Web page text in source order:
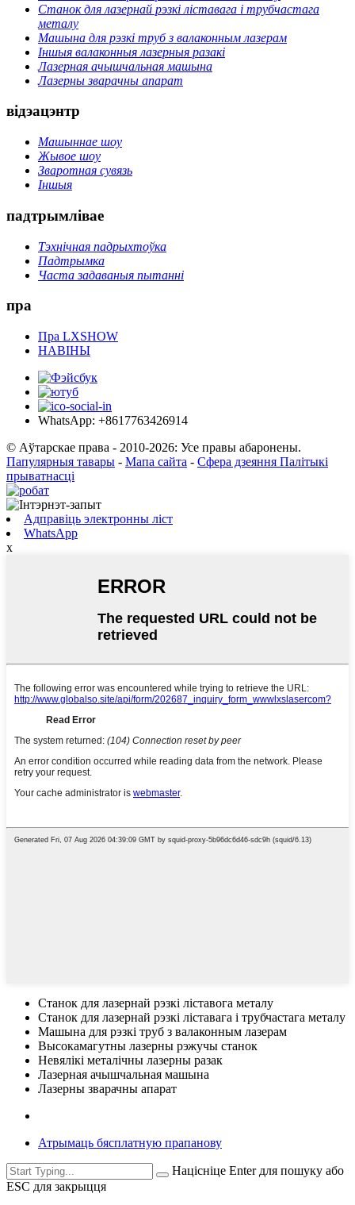
Станок для лазернай рэзкі ліставага і трубчастага
металу
Машына для рэзкі труб з валаконным лазерам
Іншыя валаконныя лазерныя разакі
Лазерная ачышчальная машына
Лазерны зварачны апарат
відэацэнтр
Машыннае шоу
Жывое шоу
Зваротная сувязь
Іншыя
падтрымлівае
Тэхнічная падрыхтоўка
Падтрымка
Часта задаваныя пытанні
пра
Пра LXSHOW
НАВІНЫ
WhatsApp: +8617763426914
© Аўтарскае права - 2010-2026: Усе правы абаронены.
Папулярныя тавары - Мапа сайта - Сфера дзеяння Палітыкі
прыватнасці
Адправіць электронны ліст
WhatsApp
x
Станок для лазернай рэзкі ліставога металу
Станок для лазернай рэзкі ліставага і трубчастага металу
Машына для рэзкі труб з валаконным лазерам
Высокамагутны лазерны рэжучы станок
Невялікі металічны лазерны разак
Лазерная ачышчальная машына
Лазерны зварачны апарат
Атрымаць бясплатную прапанову
Націсніце Enter для пошуку або
ESC для закрыцця